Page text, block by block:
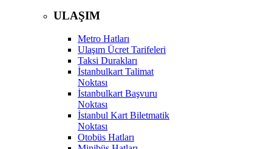
ULAŞIM
Metro Hatları
Ulaşım Ücret Tarifeleri
Taksi Durakları
İstanbulkart Talimat
Noktası
İstanbulkart Başvuru
Noktası
İstanbul Kart Biletmatik
Noktası
Otobüs Hatları